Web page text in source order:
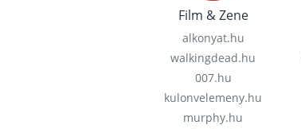
Film & Zene
alkonyat.hu
walkingdead.hu
007.hu
kulonvelemeny.hu
murphy.hu